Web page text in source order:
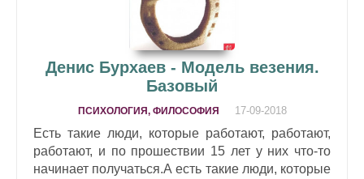
Денис Бурхаев - Модель везения.
Базовый
ПСИХОЛОГИЯ, ФИЛОСОФИЯ 17-09-2018
Есть такие люди, которые работают, работают,
работают, и по прошествии 15 лет у них что-то
начинает получаться.А есть такие люди, которые